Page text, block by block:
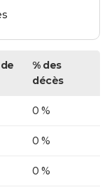
% des
décès
0 %
0 %
0 %